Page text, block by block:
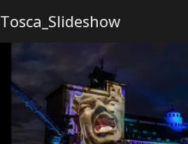
Tosca_Slideshow